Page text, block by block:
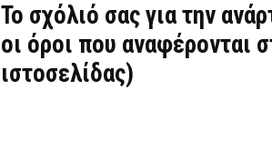
Το σχόλιό σας για την
οι όροι που αναφέρονται
ιστοσελίδας)